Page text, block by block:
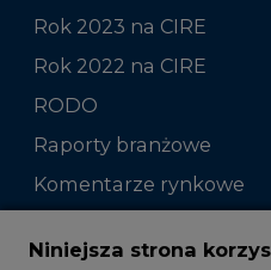
Rok 2023 na CIRE
Rok 2022 na CIRE
RODO
Raporty branżowe
Komentarze rynkowe
Zmiany kadrowe na
Niniejsza strona